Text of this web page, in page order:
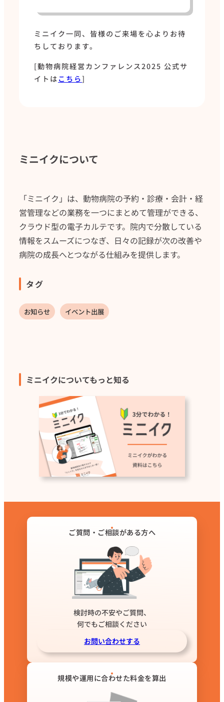
ミニイク一同、皆様のご来場を心よりお待
ちしております。
[動物病院経営カンファレンス2025 公式サ
イトは こちら]
ミニイクについて
「ミニイク」は、動物病院の予約・診療・会計・経
営管理などの業務を一つにまとめて管理ができる、
クラウド型の電子カルテです。院内で分散している
情報をスムーズにつなぎ、日々の記録が次の改善や
病院の成長へとつながる仕組みを提供します。
タグ
お知らせ イベント出展
ミニイクについてもっと知る
ご質問・ご相談がある方へ
検討時の不安やご質問、
何でもご相談ください
お問い合わせする
規模や運用に合わせた料金を算出